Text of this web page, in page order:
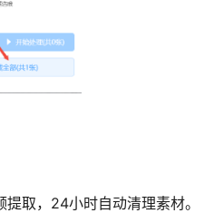
取，24小时自动清理素材。